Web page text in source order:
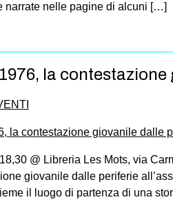
narrate nelle pagine di alcuni […]
la
@ Libreria Les Mots, via
giovanile dalle periferie
il luogo di partenza di una